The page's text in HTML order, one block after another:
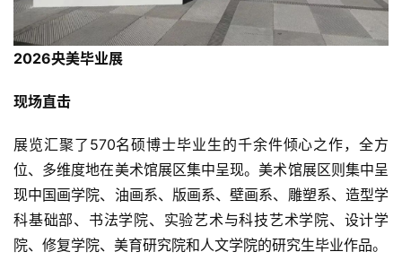
2026央美毕业展
现场直击
展览汇聚了570名硕博士毕业生的千余件倾心之作，全方
位、多维度地在美术馆展区集中呈现。美术馆展区则集中呈
现中国画学院、油画系、版画系、壁画系、雕塑系、造型学
科基础部、书法学院、实验艺术与科技艺术学院、设计学
院、修复学院、美育研究院和人文学院的研究生毕业作品。